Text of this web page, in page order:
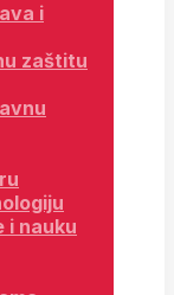
i
zaštitu
i nauku